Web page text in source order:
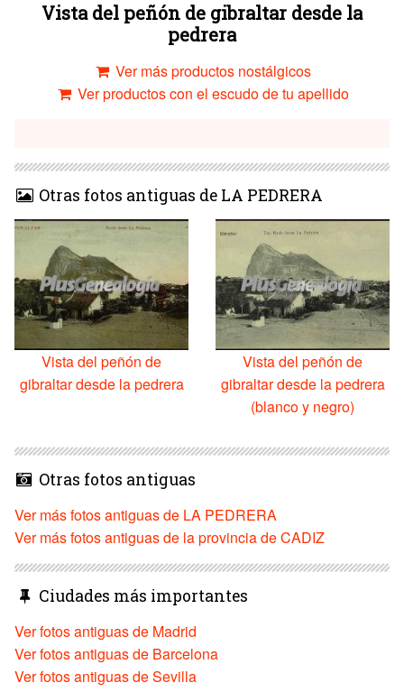
Vista del peñón de gibraltar desde la
pedrera
Ver más productos nostálgicos
Ver productos con el escudo de tu apellido
Otras fotos antiguas de LA PEDRERA
Vista del peñón de
gibraltar desde la pedrera
Vista del peñón de
gibraltar desde la pedrera
(blanco y negro)
Otras fotos antiguas
Ver más fotos antiguas de LA PEDRERA
Ver más fotos antiguas de la provincia de CADIZ
Ciudades más importantes
Ver fotos antiguas de Madrid
Ver fotos antiguas de Barcelona
Ver fotos antiguas de Sevilla